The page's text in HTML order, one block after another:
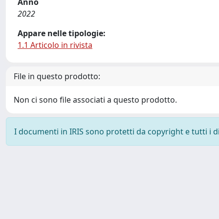
2022
Appare nelle tipologie:
1.1 Articolo in rivista
File in questo prodotto:
Non ci sono file associati a questo prodotto.
I documenti in IRIS sono protetti da copyright e tutti i